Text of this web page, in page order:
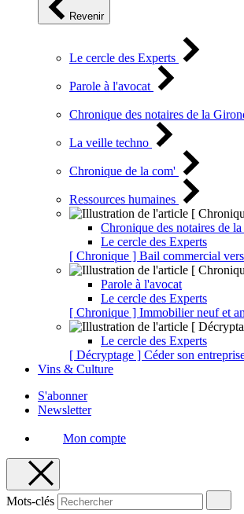
Revenir
Le cercle des Experts
Parole à l'avocat
Chronique des notaires de la
La veille techno
Chronique de la com'
Ressources humaines
Chronique des notaires de
Le cercle des Experts
[ Chronique ] Bail commercial
Parole à l'avocat
Le cercle des Experts
[ Chronique ] Immobilier neuf et
Le cercle des Experts
[ Décryptage ] Céder son
Vins & Culture
S'abonner
Newsletter
Mon compte
Mots-clés